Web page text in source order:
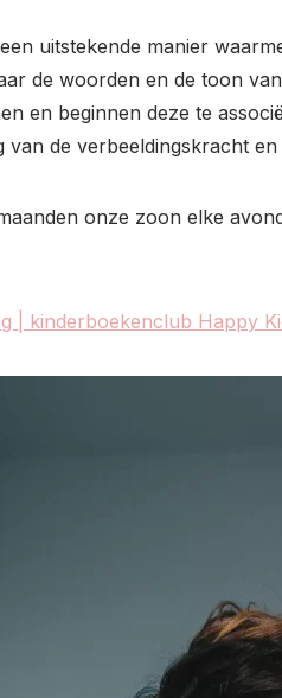
uitstekende manier
de woorden en de toon
en beginnen deze te
de verbeeldingskracht
onze zoon elke
| kinderboekenclub Happy